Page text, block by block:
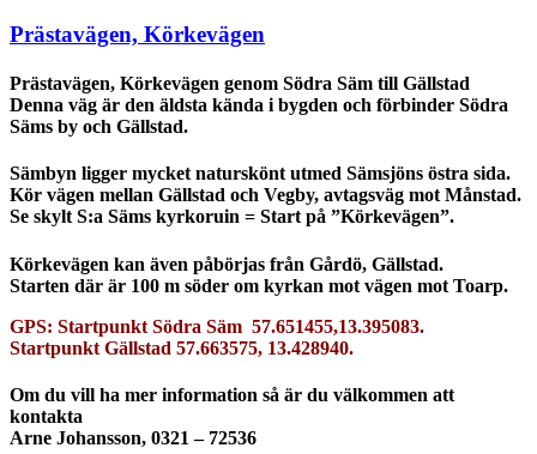
Prästavägen, Körkevägen
Prästavägen, Körkevägen genom Södra Säm till Gällstad
Denna väg är den äldsta kända i bygden och förbinder Södra
Säms by och Gällstad.
Sämbyn ligger mycket naturskönt utmed Sämsjöns östra sida.
Kör vägen mellan Gällstad och Vegby, avtagsväg mot Månstad.
Se skylt S:a Säms kyrkoruin = Start på ”Körkevägen”.
Körkevägen kan även påbörjas från Gårdö, Gällstad.
Starten där är 100 m söder om kyrkan mot vägen mot Toarp.
GPS: Startpunkt Södra Säm 57.651455,13.395083.
Startpunkt Gällstad 57.663575, 13.428940.
Om du vill ha mer information så är du välkommen att
kontakta
Arne Johansson, 0321 – 72536